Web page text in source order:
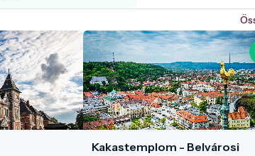
Kakastemplom - Belvárosi